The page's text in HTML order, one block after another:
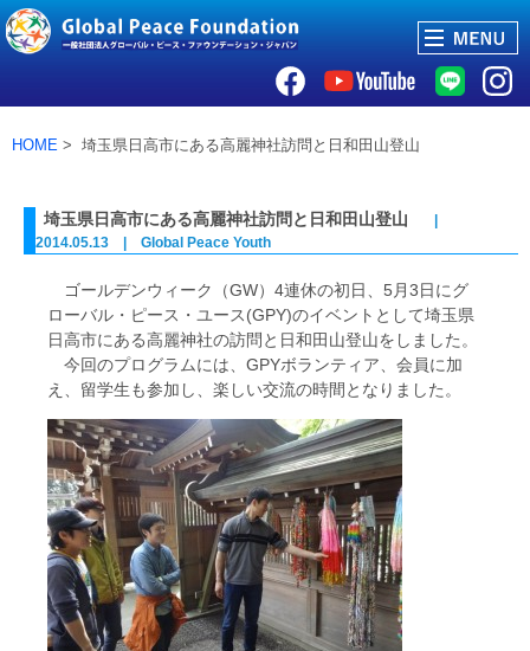
HOME > 埼玉県日高市にある高麗神社訪問と日和田山登山
埼玉県日高市にある高麗神社訪問と日和田山登山
2014.05.13 | Global Peace Youth
ゴールデンウィーク（GW）4連休の初日、5月3日にグ
ローバル・ピース・ユース(GPY)のイベントとして埼玉県
日高市にある高麗神社の訪問と日和田山登山をしました。
今回のプログラムには、GPYボランティア、会員に加
え、留学生も参加し、楽しい交流の時間となりました。